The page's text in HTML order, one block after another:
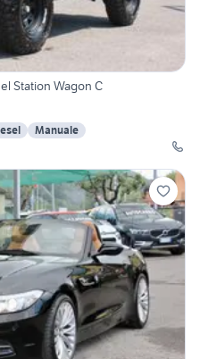
Station Wagon C
Manuale